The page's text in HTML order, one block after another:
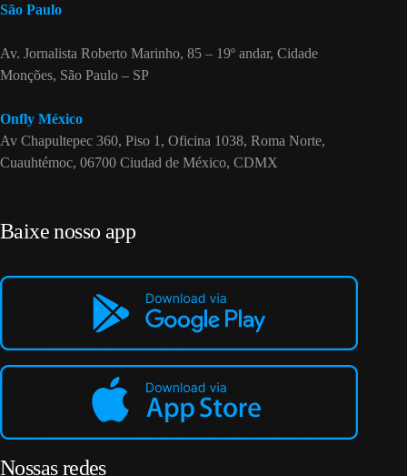
São Paulo
Av. Jornalista Roberto Marinho, 85 – 19º andar, Cidade
Monções, São Paulo – SP
Onfly México
Av Chapultepec 360, Piso 1, Oficina 1038, Roma Norte,
Cuauhtémoc, 06700 Ciudad de México, CDMX
Baixe nosso app
Nossas redes